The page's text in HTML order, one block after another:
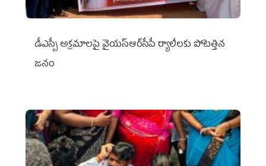
డీఎస్సీ అక్రమాలపై వైయ‌స్ఆర్‌సీపీ ర్యాలీలకు పోటెత్తిన
జనం